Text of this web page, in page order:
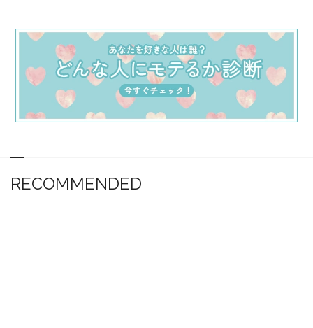
RECOMMENDED